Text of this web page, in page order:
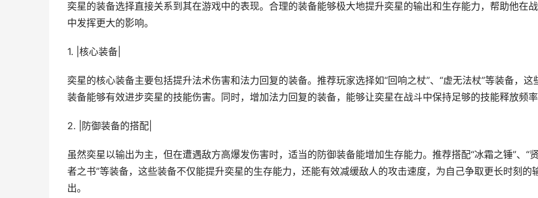
奕星的装备选择直接关系到其在游戏中的表现。合理的装备能够极大地提升奕星的输出和生存能力，帮助他在
中发挥更大的影响。
1. |核心装备|
奕星的核心装备主要包括提升法术伤害和法力回复的装备。推荐玩家选择如“回响之杖”、“虚无法杖”等装备，这
装备能够有效进步奕星的技能伤害。同时，增加法力回复的装备，能够让奕星在战斗中保持足够的技能释放频率
2. |防御装备的搭配|
虽然奕星以输出为主，但在遭遇敌方高爆发伤害时，适当的防御装备能增加生存能力。推荐搭配“冰霜之锤”、“贤
者之书”等装备，这些装备不仅能提升奕星的生存能力，还能有效减缓敌人的攻击速度，为自己争取更长时刻的
出。